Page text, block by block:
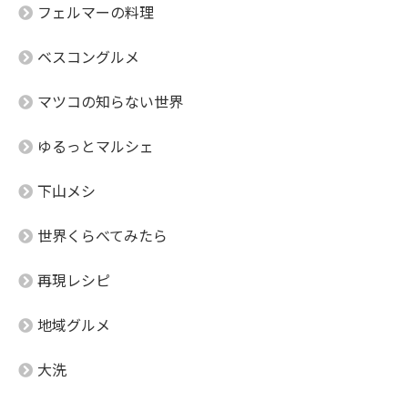
フェルマーの料理
ベスコングルメ
マツコの知らない世界
ゆるっとマルシェ
下山メシ
世界くらべてみたら
再現レシピ
地域グルメ
大洗